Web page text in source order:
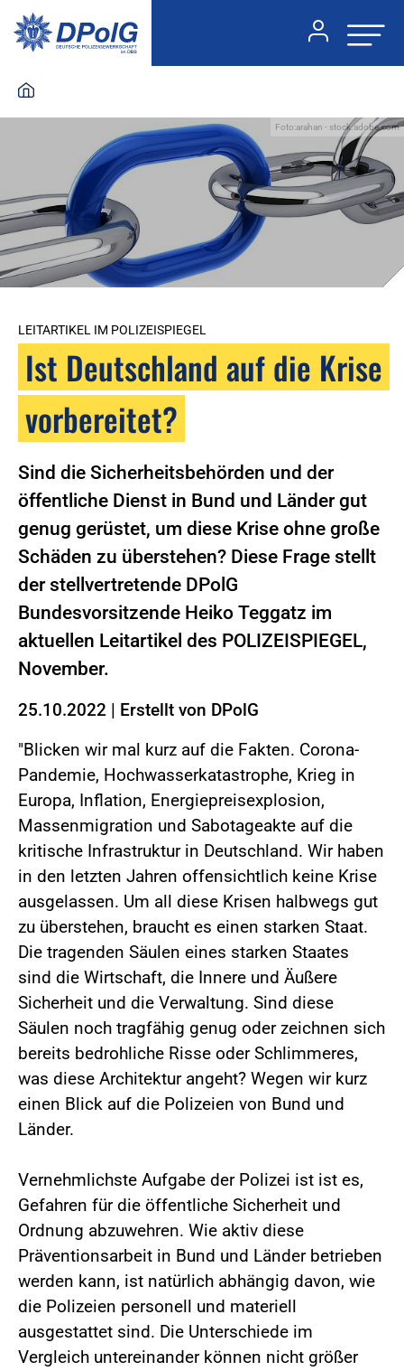
Foto:arahan - stock.adobe.com
LEITARTIKEL IM POLIZEISPIEGEL
Ist Deutschland auf die Krise
vorbereitet?
Sind die Sicherheitsbehörden und der
öffentliche Dienst in Bund und Länder gut
genug gerüstet, um diese Krise ohne große
Schäden zu überstehen? Diese Frage stellt
der stellvertretende DPolG
Bundesvorsitzende Heiko Teggatz im
aktuellen Leitartikel des POLIZEISPIEGEL,
November.
25.10.2022 | Erstellt von DPolG
"Blicken wir mal kurz auf die Fakten. Corona-
Pandemie, Hochwasserkatastrophe, Krieg in
Europa, Inflation, Energiepreisexplosion,
Massenmigration und Sabotageakte auf die
kritische Infrastruktur in Deutschland. Wir haben
in den letzten Jahren offensichtlich keine Krise
ausgelassen. Um all diese Krisen halbwegs gut
zu überstehen, braucht es einen starken Staat.
Die tragenden Säulen eines starken Staates
sind die Wirtschaft, die Innere und Äußere
Sicherheit und die Verwaltung. Sind diese
Säulen noch tragfähig genug oder zeichnen sich
bereits bedrohliche Risse oder Schlimmeres,
was diese Architektur angeht? Wegen wir kurz
einen Blick auf die Polizeien von Bund und
Länder.
Vernehmlichste Aufgabe der Polizei ist ist es,
Gefahren für die öffentliche Sicherheit und
Ordnung abzuwehren. Wie aktiv diese
Präventionsarbeit in Bund und Länder betrieben
werden kann, ist natürlich abhängig davon, wie
die Polizeien personell und materiell
ausgestattet sind. Die Unterschiede im
Vergleich untereinander können nicht größer